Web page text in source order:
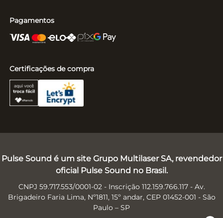
Pagamentos
Certificações de compra
Pulse Sound é um site Grupo Multilaser SA, revendedor
oficial Pulse Sound no Brasil.
CNPJ 59.717.553/0001-02 - Inscrição 112.159.766.117 - Av.
Brigadeiro Faria Lima, Nº1811, 15º andar, CEP 01452-001 - São
Paulo – SP